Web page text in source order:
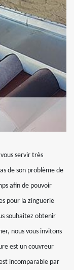
servir très
de son problème de
afin de pouvoir
pour la zinguerie
souhaitez obtenir
nous vous invitons
est un couvreur
incomparable par